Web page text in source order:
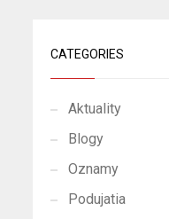
CATEGORIES
Aktuality
Blogy
Oznamy
Podujatia